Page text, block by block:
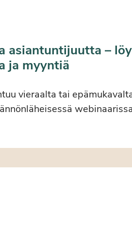
asiantuntijuutta –
ja myyntiä
vieraalta tai